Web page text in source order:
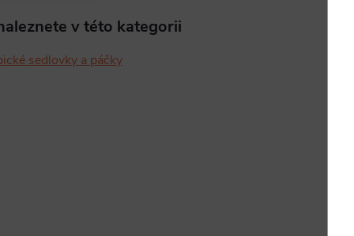
v této kategorii
sedlovky a páčky